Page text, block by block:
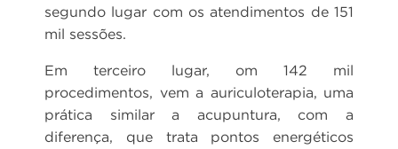
segundo lugar com os atendimentos de 151
mil sessões.
Em terceiro lugar, om 142 mil
procedimentos, vem a auriculoterapia, uma
prática similar a acupuntura, com a
diferença, que trata pontos energéticos